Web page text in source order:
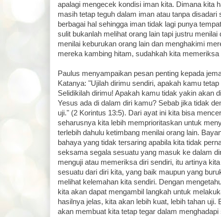
apalagi mengecek kondisi iman kita. Dimana kita
masih tetap teguh dalam iman atau tanpa disadari
berbagai hal sehingga iman tidak lagi punya
sulit bukanlah melihat orang lain tapi justru menilai
menilai keburukan orang lain dan menghakimi
mereka kambing hitam, sudahkah kita memeriksa
Paulus menyampaikan pesan penting kepada
Katanya: "Ujilah dirimu sendiri, apakah kamu
Selidikilah dirimu! Apakah kamu tidak yakin akan
Yesus ada di dalam diri kamu? Sebab jika tidak
uji." (2 Korintus 13:5). Dari ayat ini kita bisa
seharusnya kita lebih memprioritaskan untuk
terlebih dahulu ketimbang menilai orang lain.
bahaya yang tidak tersaring apabila kita tidak
seksama segala sesuatu yang masuk ke dalam
menguji atau memeriksa diri sendiri, itu artinya
sesuatu dari diri kita, yang baik maupun yang
melihat kelemahan kita sendiri. Dengan
kita akan dapat mengambil langkah untuk
hasilnya jelas, kita akan lebih kuat, lebih tahan uji.
akan membuat kita tetap tegar dalam